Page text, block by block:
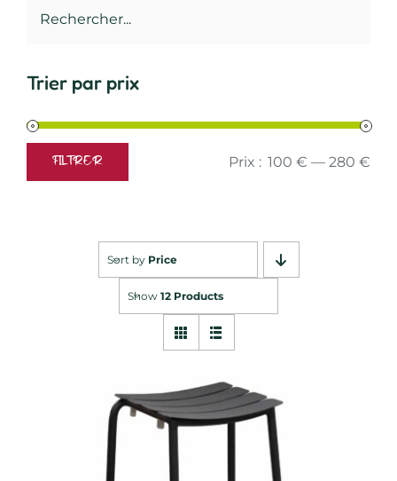
Trier par prix
FILTRER Prix : 100 € —280 €
Sort by Price
Show 12 Products